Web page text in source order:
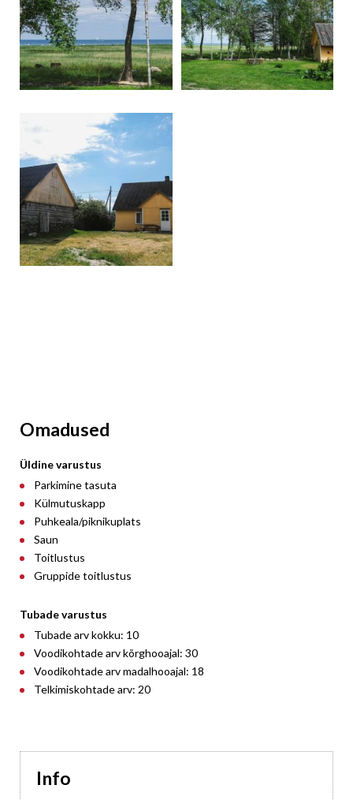
Omadused
Üldine varustus
Parkimine tasuta
Külmutuskapp
Puhkeala/piknikuplats
Saun
Toitlustus
Gruppide toitlustus
Tubade varustus
Tubade arv kokku: 10
Voodikohtade arv kõrghooajal: 30
Voodikohtade arv madalhooajal: 18
Telkimiskohtade arv: 20
Info